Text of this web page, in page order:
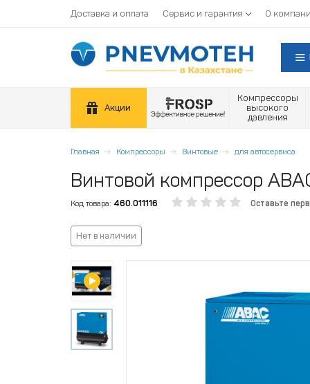
Доставка и оплата Сервис и гарантия О
Акции
Компрессоры
высокого
давления
Главная Компрессоры Винтовые для автосервиса
Винтовой компрессор
Код товара: 460.011116 Оставьте
Нет в наличии